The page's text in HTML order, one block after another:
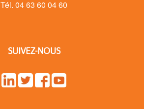
Tél. 04 63 60 04 60
SUIVEZ-NOUS